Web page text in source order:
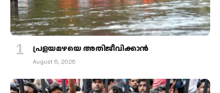
പ്രളയമഴയെ അതിജീവിക്കാന്‍
August 6, 2026